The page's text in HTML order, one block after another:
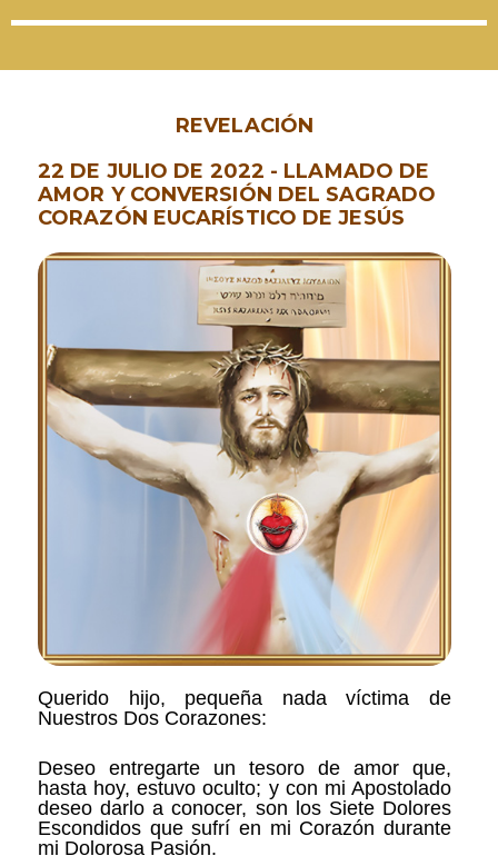
REVELACIÓN
22 DE JULIO DE 2022 - LLAMADO DE
AMOR Y CONVERSIÓN DEL SAGRADO
CORAZÓN EUCARÍSTICO DE JESÚS
Querido hijo, pequeña nada víctima de
Nuestros Dos Corazones:
Deseo entregarte un tesoro de amor que,
hasta hoy, estuvo oculto; y con mi Apostolado
deseo darlo a conocer, son los Siete Dolores
Escondidos que sufrí en mi Corazón durante
mi Dolorosa Pasión.